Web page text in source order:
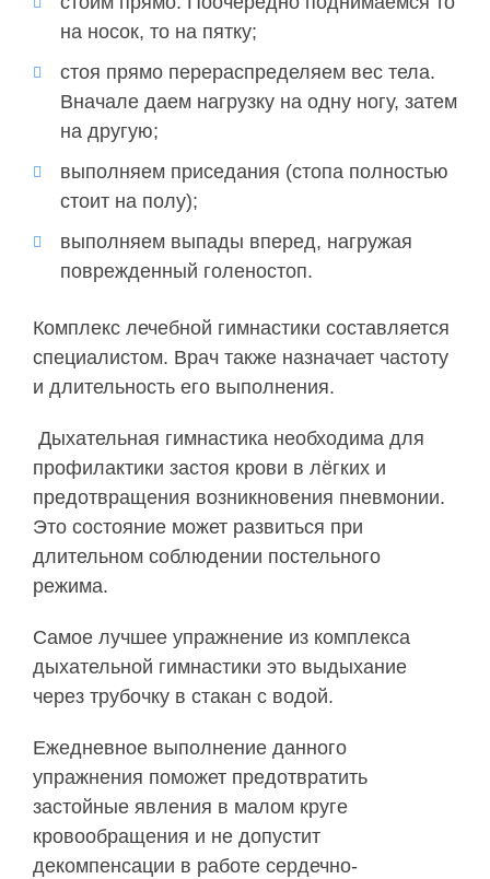
на носок, то на пятку;
стоя прямо перераспределяем вес тела.
Вначале даем нагрузку на одну ногу, затем
на другую;
выполняем приседания (стопа полностью
стоит на полу);
выполняем выпады вперед, нагружая
поврежденный голеностоп.
Комплекс лечебной гимнастики составляется
специалистом. Врач также назначает частоту
и длительность его выполнения.
Дыхательная гимнастика необходима для
профилактики застоя крови в лёгких и
предотвращения возникновения пневмонии.
Это состояние может развиться при
длительном соблюдении постельного
режима.
Самое лучшее упражнение из комплекса
дыхательной гимнастики это выдыхание
через трубочку в стакан с водой.
Ежедневное выполнение данного
упражнения поможет предотвратить
застойные явления в малом круге
кровообращения и не допустит
декомпенсации в работе сердечно-